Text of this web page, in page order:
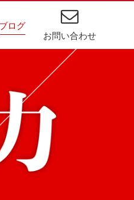
ブログ
お問い合わせ